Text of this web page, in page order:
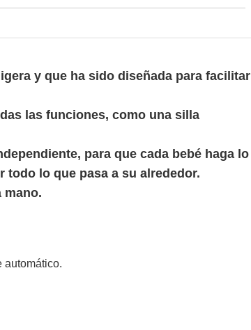
y que ha sido diseñada para facilitar
las funciones, como una silla
para que cada bebé haga lo
lo que pasa a su alrededor.
mano.
automático.